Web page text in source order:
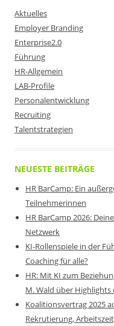
Aktuelles
Employer Branding
Enterprise2.0
Führung
HR-Allgemein
LAB-Profile
Personalentwicklung
Recruiting
Talentstrategien
NEUESTE BEITRÄGE
HR BarCamp: Ein
Teilnehmerinnen
HR BarCamp 2026:
Netzwerk
KI-Rollenspiele in der
Coaching für alle?
HR: Mit KI zum
M. Wald über Highlights
Koalitionsvertrag 2025
Rekrutierung,